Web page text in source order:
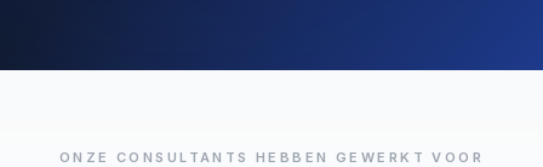
ONZE CONSULTANTS HEBBEN GEWERKT VOOR